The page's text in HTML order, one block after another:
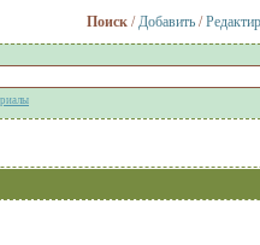
Поиск/Добавить/